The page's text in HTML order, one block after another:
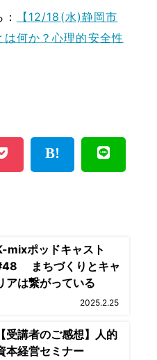
【12/18(水)静岡市
何か？心理的安全性
mixポッドキャスト
まちづくりとキャ
アは繋がっている
2025.2.25
【受講者のご感想】人的
本経営セミナー